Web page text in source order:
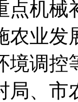
点机械
农业发
境调控
局、